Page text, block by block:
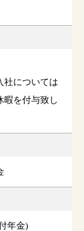
社については
暇を付与致し
年金)